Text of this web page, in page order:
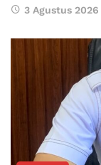
3 Agustus 2026